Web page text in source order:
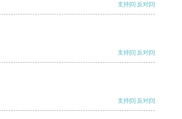
支持[0] 反对[0]
支持[0] 反对[0]
支持[0] 反对[0]